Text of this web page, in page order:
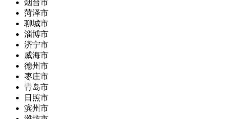
烟台市
菏泽市
聊城市
淄博市
济宁市
威海市
德州市
枣庄市
青岛市
日照市
滨州市